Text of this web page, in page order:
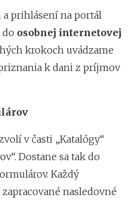
prihlásení na portál
do osobnej internetovej
krokoch uvádzame
k dani z príjmov
v časti „Katalógy“
Dostane sa tak do
Každý
nasledovné